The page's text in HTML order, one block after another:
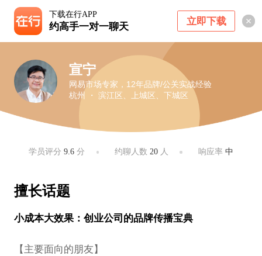
下载在行APP
约高手一对一聊天 立即下载
宣宁
网易市场专家，12年品牌/公关实战经验
杭州 ・ 滨江区、上城区、下城区
学员评分9.6 分 约聊人数 20人 响应率 中
擅长话题
小成本大效果：创业公司的品牌传播宝典
【主要面向的朋友】